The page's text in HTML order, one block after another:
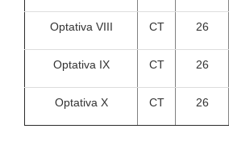
Optativa VIII CT 26
Optativa IX CT 26
Optativa X CT 26